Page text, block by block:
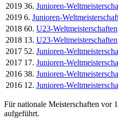
2019 36. Junioren-
2019 6. Junioren-
2018 60. U23-Weltmeisterschaften
2018 13. U23-Weltmeisterschaften
2017 52. Junioren-
2017 17. Junioren-
2016 38. Junioren-
2016 12. Junioren-
Für nationale Meisterschaften vor
aufgeführt.